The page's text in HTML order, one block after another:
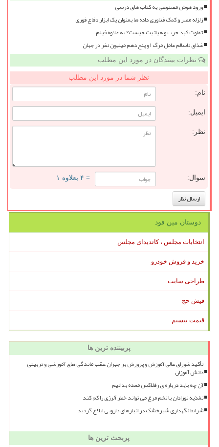
ورود هوش مصنوعی به کتاب های درسی
زلزله مصر و کمک فناوری داده ها بعنوان یک ابزار دفاع فوری
تفاوت کبد چرب و هپاتیت چیست؟ به علاوه فیلم
غذای ناسالم عامل مرگ ۱ و پنج دهم میلیون نفر در جهان
نظرات بینندگان در مورد این مطلب
نظر شما در مورد این مطلب
نام:
ایمیل:
نظر:
سوال: = ۴ بعلاوه ۱
دوستان مین فود
انتخابات مجلس ، کاندیدای مجلس
خرید و فروش خودرو
طراحی سایت
فیش حج
قیمت بیسیم
پربیننده ترین ها
تأکید شورای عالی آموزش و پرورش بر جبران عقب ماندگی های آموزشی و تربیتی
دانش آموزان
آن چه باید درباره ی رفلاکس معده بدانیم
تغذیه نوزادان با تخم مرغ می تواند خطر آلرژی را کم کند
شرایط نگهداری شیرخشک در انبارهای دارویی ابلاغ گردید
پربحث ترین ها